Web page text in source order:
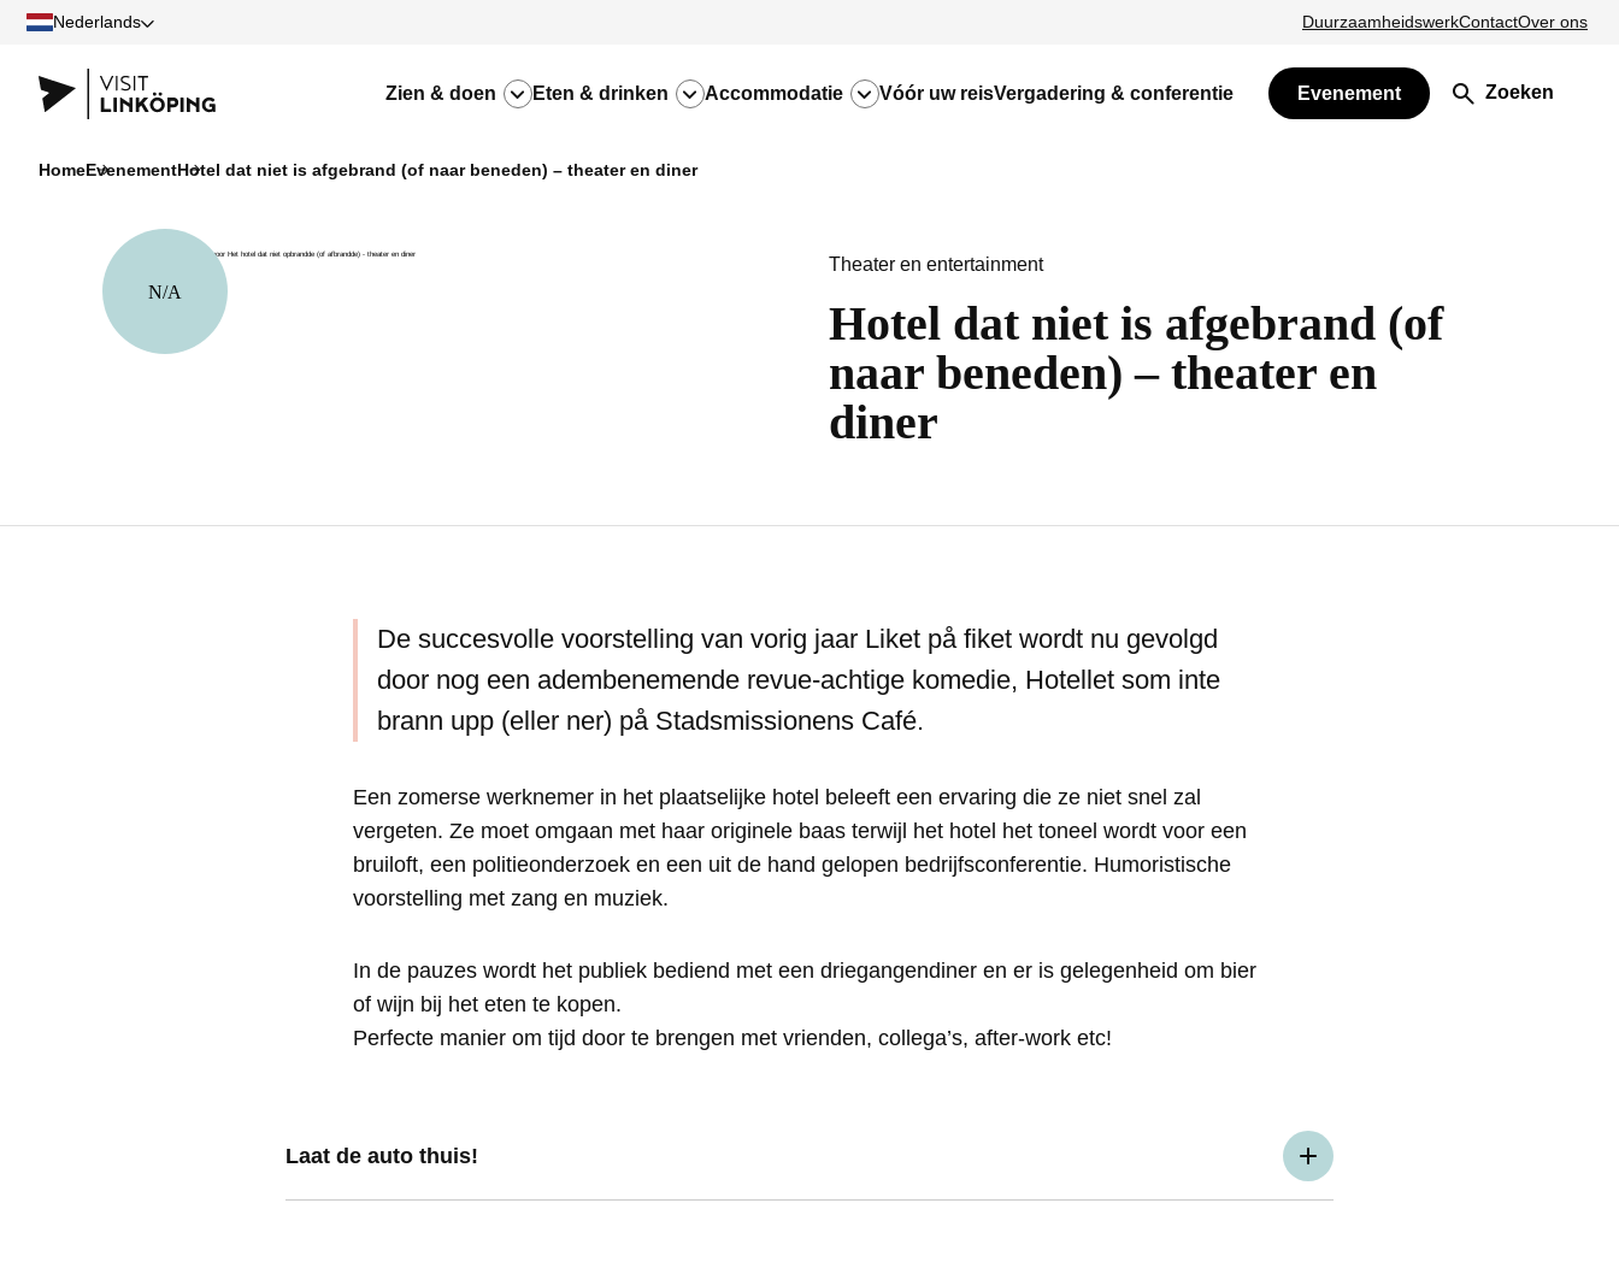
Nederlands DuurzaamheidswerkContactOver ons
Zien & doen Eten & drinken Accommodatie Vóór uw reisVergadering & conferentie Evenement Zoeken
HomeEvenementHotel dat niet is afgebrand (of naar beneden) – theater en diner
N/A
Theater en entertainment
Hotel dat niet is afgebrand (of
naar beneden) – theater en
diner
De succesvolle voorstelling van vorig jaar Liket på fiket wordt nu gevolgd
door nog een adembenemende revue-achtige komedie, Hotellet som inte
brann upp (eller ner) på Stadsmissionens Café.
Een zomerse werknemer in het plaatselijke hotel beleeft een ervaring die ze niet snel zal
vergeten. Ze moet omgaan met haar originele baas terwijl het hotel het toneel wordt voor een
bruiloft, een politieonderzoek en een uit de hand gelopen bedrijfsconferentie. Humoristische
voorstelling met zang en muziek.
In de pauzes wordt het publiek bediend met een driegangendiner en er is gelegenheid om bier
of wijn bij het eten te kopen.
Perfecte manier om tijd door te brengen met vrienden, collega’s, after-work etc!
Laat de auto thuis!